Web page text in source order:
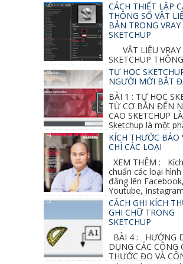
CÁCH THIẾT LẬP
THÔNG SỐ VẬT
BẢN TRONG VRAY
SKETCHUP
VẬT LIỆU VRAY
SKETCHUP
NHẤT 1. VẬT LIỆU VRAY INOX
Diffuse : đen ● Reflection color ...
TỰ HỌC
NGƯỜI MỚI BẮT
BÀI 1 : TỰ HỌC
TỪ CƠ BẢN ĐẾN
CAO SKETCHUP
Sketchup là một
vẽ 3d của Google, nó khá dễ sữ...
KÍCH THƯỚC BÁO
CHÍ CÁC LOẠI
XEM THÊM :
chuẩn các loại
đăng lên Facebook,
Youtube,
Linkedin, Pinterest...CÁCH GHI KÍCH
GHI CHỮ TRONG
SKETCHUP
BÀI 4 : HƯỚNG
DỤNG CÁC CÔNG
THƯỚC ĐO VÀ